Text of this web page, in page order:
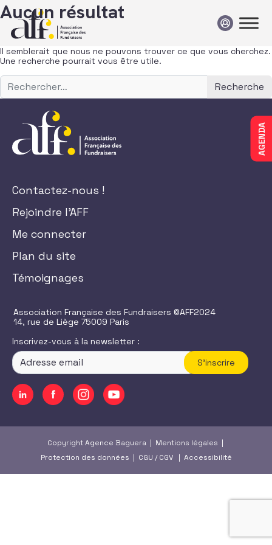
Passer au contenu
AGENDA
Aucun résultat
Il semblerait que nous ne pouvons trouver ce que vous cherchez.
Une recherche pourrait vous être utile.
Recherche pour :
Contactez-nous !
Rejoindre l'AFF
Me connecter
Plan du site
Témoignages
Association Française des Fundraisers ©AFF2024
14, rue de Liège 75009 Paris
Inscrivez-vous à la newsletter :
S'inscrire
Copyright Agence Baguera | Mentions légales |
Protection des données | CGU /CGV| Accessibilité